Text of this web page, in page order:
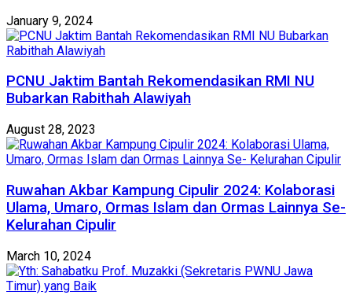
January 9, 2024
PCNU Jaktim Bantah Rekomendasikan RMI NU
Bubarkan Rabithah Alawiyah
August 28, 2023
Ruwahan Akbar Kampung Cipulir 2024: Kolaborasi
Ulama, Umaro, Ormas Islam dan Ormas Lainnya Se-
Kelurahan Cipulir
March 10, 2024